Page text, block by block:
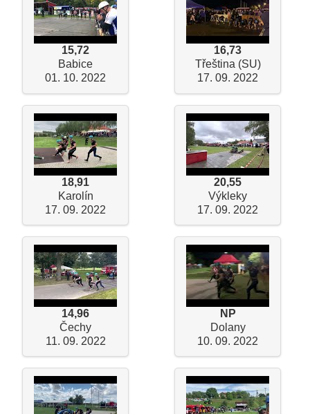
15,72
Babice
01. 10. 2022
16,73
Třeština (SU)
17. 09. 2022
18,91
Karolín
17. 09. 2022
20,55
Výkleky
17. 09. 2022
14,96
Čechy
11. 09. 2022
NP
Dolany
10. 09. 2022